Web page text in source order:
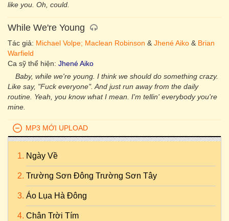
like you. Oh, could.
While We're Young
Tác giả: Michael Volpe; Maclean Robinson & Jhené Aiko & Brian
Warfield
Ca sỹ thể hiện: Jhené Aiko
Baby, while we're young. I think we should do something crazy.
Like say, "Fuck everyone". And just run away from the daily
routine. Yeah, you know what I mean. I'm tellin' everybody you're
mine.
MP3 MỚI UPLOAD
Ngày Về
Trường Sơn Đông Trường Sơn Tây
Áo Lụa Hà Đông
Chân Trời Tím